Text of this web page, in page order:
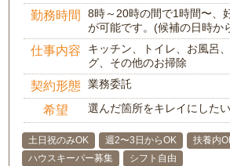
勤務時間
8時～20時の間で1時間〜、
が可能です。(候補の日時か
仕事内容
キッチン、トイレ、お風呂
グ、その他のお掃除
契約形態 業務委託
希望 選んだ箇所をキレイにしたい
土日祝のみOK 週2〜3日からOK 扶養内
ハウスキーパー募集
シフト自由